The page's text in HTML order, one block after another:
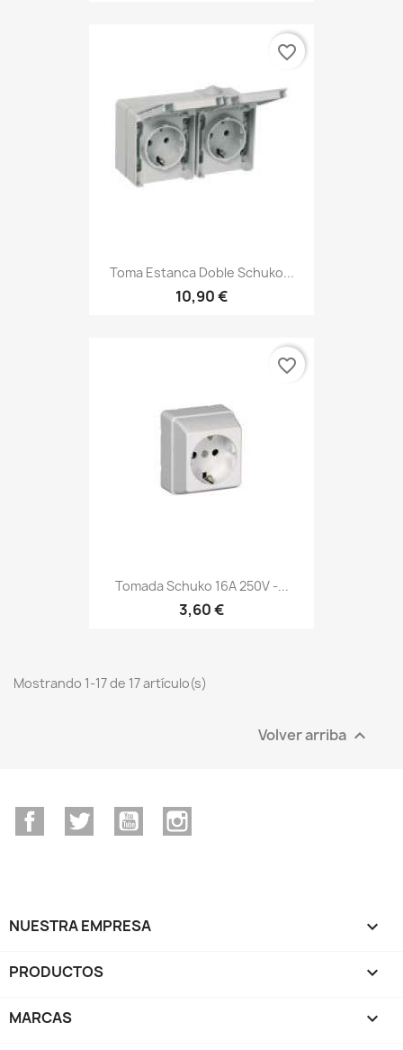
Toma Estanca Doble Schuko...
10,90 €
favorite_border
Tomada Schuko 16A 250V -...
3,60 €
favorite_border
Mostrando 1-17 de 17 artículo(s)
Volver arriba 
FacebookTwitter YouTube
NUESTRA EMPRESA 
PRODUCTOS 
MARCAS 